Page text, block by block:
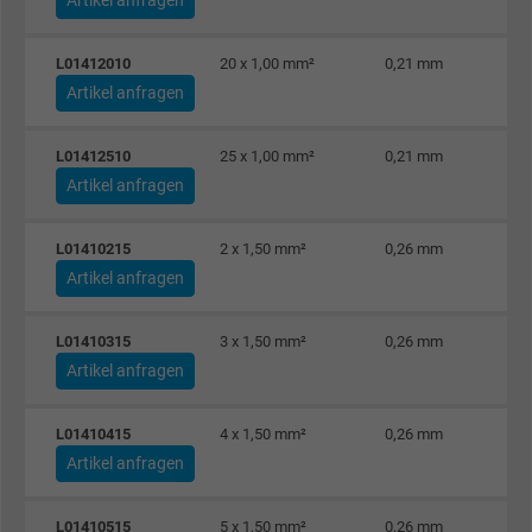
Name _gid, Google Analytics
Anbieter Google LLC
Laufzeit 1 Tag
Zweck
Cookie von Google für Website-Analysen.
Erzeugt statistische Daten darüber, wie der
Anbieter Google LLC
L01412010 20 x 1,00 mm² 0,21 mm
Artikel anfragen
L01412510 25 x 1,00 mm² 0,21 mm
Artikel anfragen
L01410215 2 x 1,50 mm² 0,26 mm
Artikel anfragen
L01410315 3 x 1,50 mm² 0,26 mm
Artikel anfragen
L01410415 4 x 1,50 mm² 0,26 mm
Artikel anfragen
L01410515 5 x 1,50 mm² 0,26 mm